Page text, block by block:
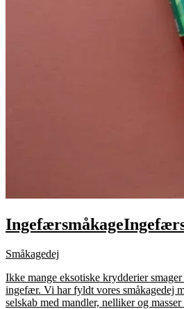
Ingefærsmåkage
Småkagedej
Ikke mange eksotiske krydderier
ingefær. Vi har fyldt vores småkagedej
selskab med mandler, nelliker og masser